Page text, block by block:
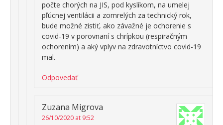
počte chorých na JIS, pod kyslíkom, na umelej
pľúcnej ventilácii a zomrelých za technický rok,
bude možné zistiť, ako závažné je ochorenie s
covid-19 v porovnaní s chrípkou (respiračným
ochorením) a aký vplyv na zdravotníctvo covid-19
mal.
Odpovedať
Zuzana Migrova
26/10/2020 at 9:52